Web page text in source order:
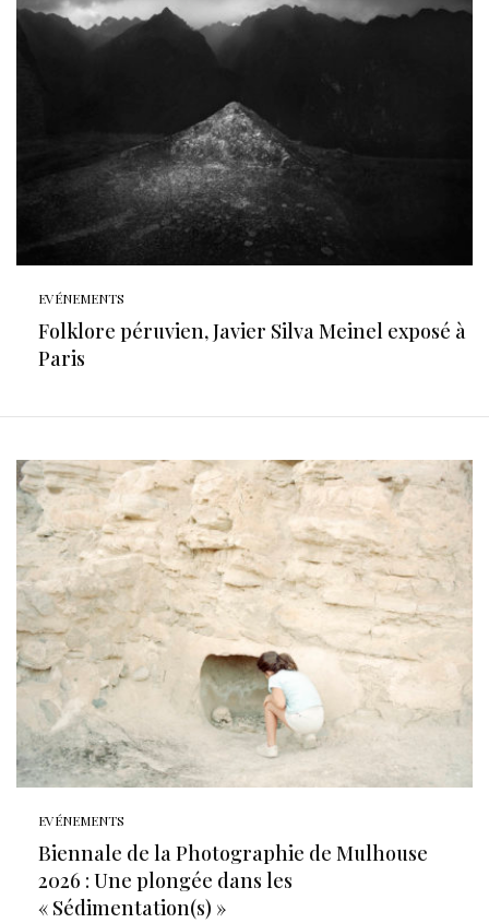
EVÉNEMENTS
Folklore péruvien, Javier Silva Meinel exposé à
Paris
EVÉNEMENTS
Biennale de la Photographie de Mulhouse
2026 : Une plongée dans les
« Sédimentation(s) »